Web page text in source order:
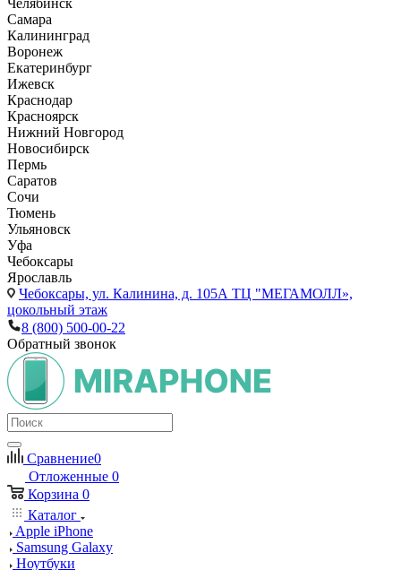
Челябинск
Самара
Калининград
Воронеж
Екатеринбург
Ижевск
Краснодар
Красноярск
Нижний Новгород
Новосибирск
Пермь
Саратов
Сочи
Тюмень
Ульяновск
Уфа
Чебоксары
Ярославль
Чебоксары, ул. Калинина, д. 105А ТЦ "МЕГАМОЛЛ»,
цокольный этаж
8 (800) 500-00-22
Обратный звонок
Сравнение0
Отложенные 0
Корзина 0
Каталог
Apple iPhone
Samsung Galaxy
Ноутбуки